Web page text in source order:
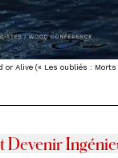
or Alive (« Les oubliés :
Devenir